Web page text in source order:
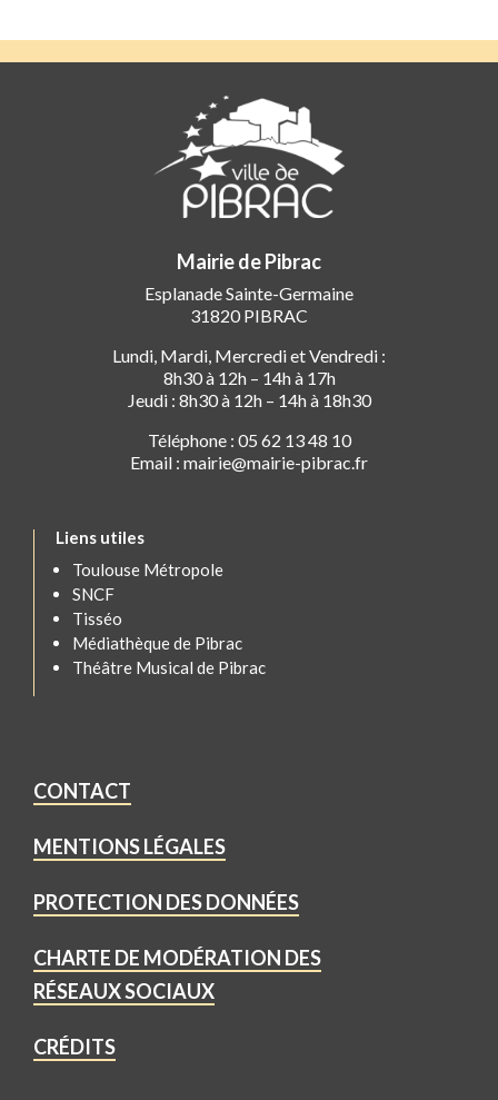
Mairie de Pibrac
Esplanade Sainte-Germaine
31820 PIBRAC
Lundi, Mardi, Mercredi et Vendredi :
8h30 à 12h – 14h à 17h
Jeudi : 8h30 à 12h – 14h à 18h30
Téléphone : 05 62 13 48 10
Email : mairie@mairie-pibrac.fr
Liens utiles
Toulouse Métropole
SNCF
Tisséo
Médiathèque de Pibrac
Théâtre Musical de Pibrac
CONTACT
MENTIONS LÉGALES
PROTECTION DES DONNÉES
CHARTE DE MODÉRATION DES
RÉSEAUX SOCIAUX
CRÉDITS